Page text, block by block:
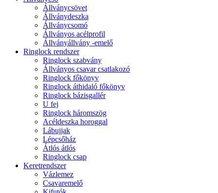
Állványcsövet
Állványdeszka
Állványcsomó
Állványos acélprofil
Állványállvány -emelő
Ringlock rendszer
Ringlock szabvány
Állványos csavar csatlakozó
Ringlock főkönyv
Ringlock áthidaló főkönyv
Ringlock bázisgallér
U fej
Ringlock háromszög
Acéldeszka horoggal
Lábujjak
Lépcsőház
Átlós átlós
Ringlock csap
Keretrendszer
Vázlemez
Csavaremelő